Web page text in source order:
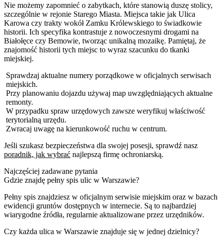
Nie możemy zapomnieć o zabytkach, które stanowią duszę stolicy,
szczególnie w rejonie Starego Miasta. Miejsca takie jak Ulica
Karowa czy trakty wokół Zamku Królewskiego to świadkowie
historii. Ich specyfika kontrastuje z nowoczesnymi drogami na
Białołęce czy Bemowie, tworząc unikalną mozaikę. Pamiętaj, że
znajomość historii tych miejsc to wyraz szacunku do tkanki
miejskiej.
Sprawdzaj aktualne numery porządkowe w oficjalnych serwisach
miejskich.
Przy planowaniu dojazdu używaj map uwzględniających aktualne
remonty.
W przypadku spraw urzędowych zawsze weryfikuj właściwość
terytorialną urzędu.
Zwracaj uwagę na kierunkowość ruchu w centrum.
Jeśli szukasz bezpieczeństwa dla swojej posesji, sprawdź nasz
poradnik, jak wybrać najlepszą firmę ochroniarską.
Najczęściej zadawane pytania
Gdzie znajdę pełny spis ulic w Warszawie?
Pełny spis znajdziesz w oficjalnym serwisie miejskim oraz w bazach
ewidencji gruntów dostępnych w internecie. Są to najbardziej
wiarygodne źródła, regularnie aktualizowane przez urzędników.
Czy każda ulica w Warszawie znajduje się w jednej dzielnicy?